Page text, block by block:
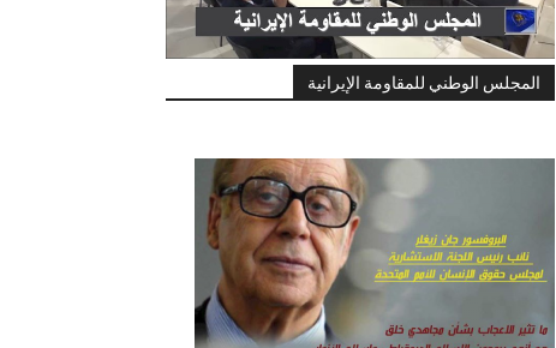
المجلس الوطني للمقاومة الإيرانية